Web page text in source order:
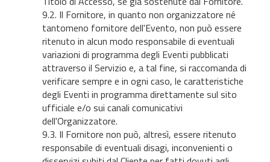
9.2. Il Fornitore, in quanto non organizzatore né
tantomeno fornitore dell'Evento, non può essere
ritenuto in alcun modo responsabile di eventuali
variazioni di programma degli Eventi pubblicati
attraverso il Servizio e, a tal fine, si raccomanda di
verificare sempre e in ogni caso, le caratteristiche
degli Eventi in programma direttamente sul sito
ufficiale e/o sui canali comunicativi
dell'Organizzatore.
9.3. Il Fornitore non può, altresì, essere ritenuto
responsabile di eventuali disagi, inconvenienti o